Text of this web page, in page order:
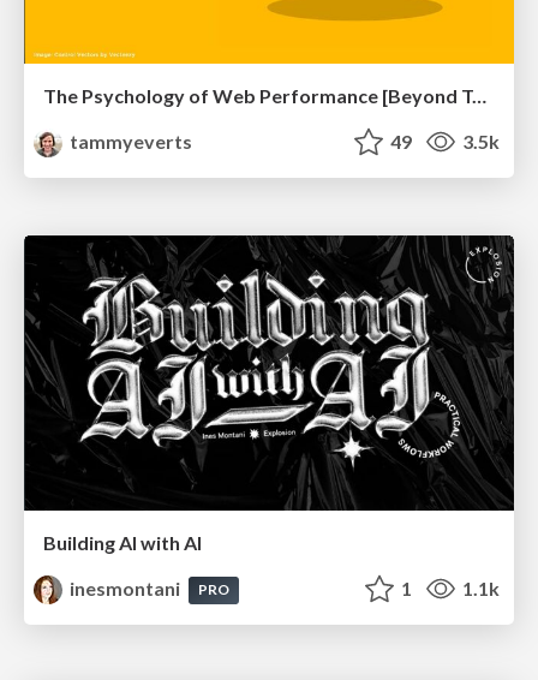
The Psychology of Web Performance [Beyond Tellerrand 2023]
tammyeverts
49 3.5k
Building AI with AI
inesmontani
PRO 1 1.1k